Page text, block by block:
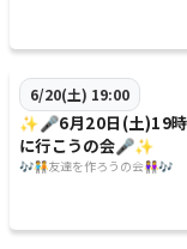
6/20(土) 19:00
✨️🎤6月20日(土)19
に行こうの会🎤✨️
🎶🧑‍🤝‍🧑友達を作ろうの会👭🎶